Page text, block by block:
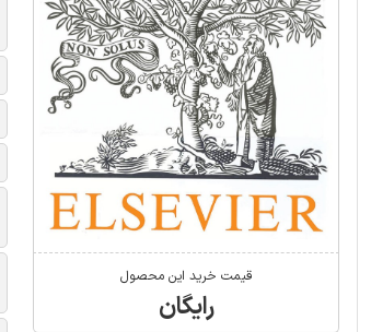
قیمت خرید این محصول
رایگان